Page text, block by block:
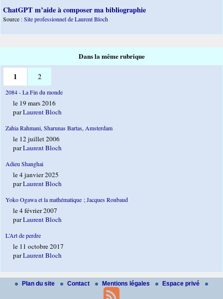
ChatGPT m’aide à composer ma bibliographie
Source :Site professionnel de Laurent Bloch
Dans la même rubrique
1 2
2084 - La Fin du monde
le 19 mars 2016
parLaurent Bloch
Zahia Rahmani, Sharunas Bartas, Amsterdam
le 12 juillet 2006
parLaurent Bloch
Adieu Shanghai
le 4 janvier 2025
parLaurent Bloch
Yoko Ogawa et la mathématique ; Jacques Roubaud
le 4 février 2007
parLaurent Bloch
L’Art de perdre
le 11 octobre 2017
parLaurent Bloch
Plan du site Contact Mentions légales Espace privé